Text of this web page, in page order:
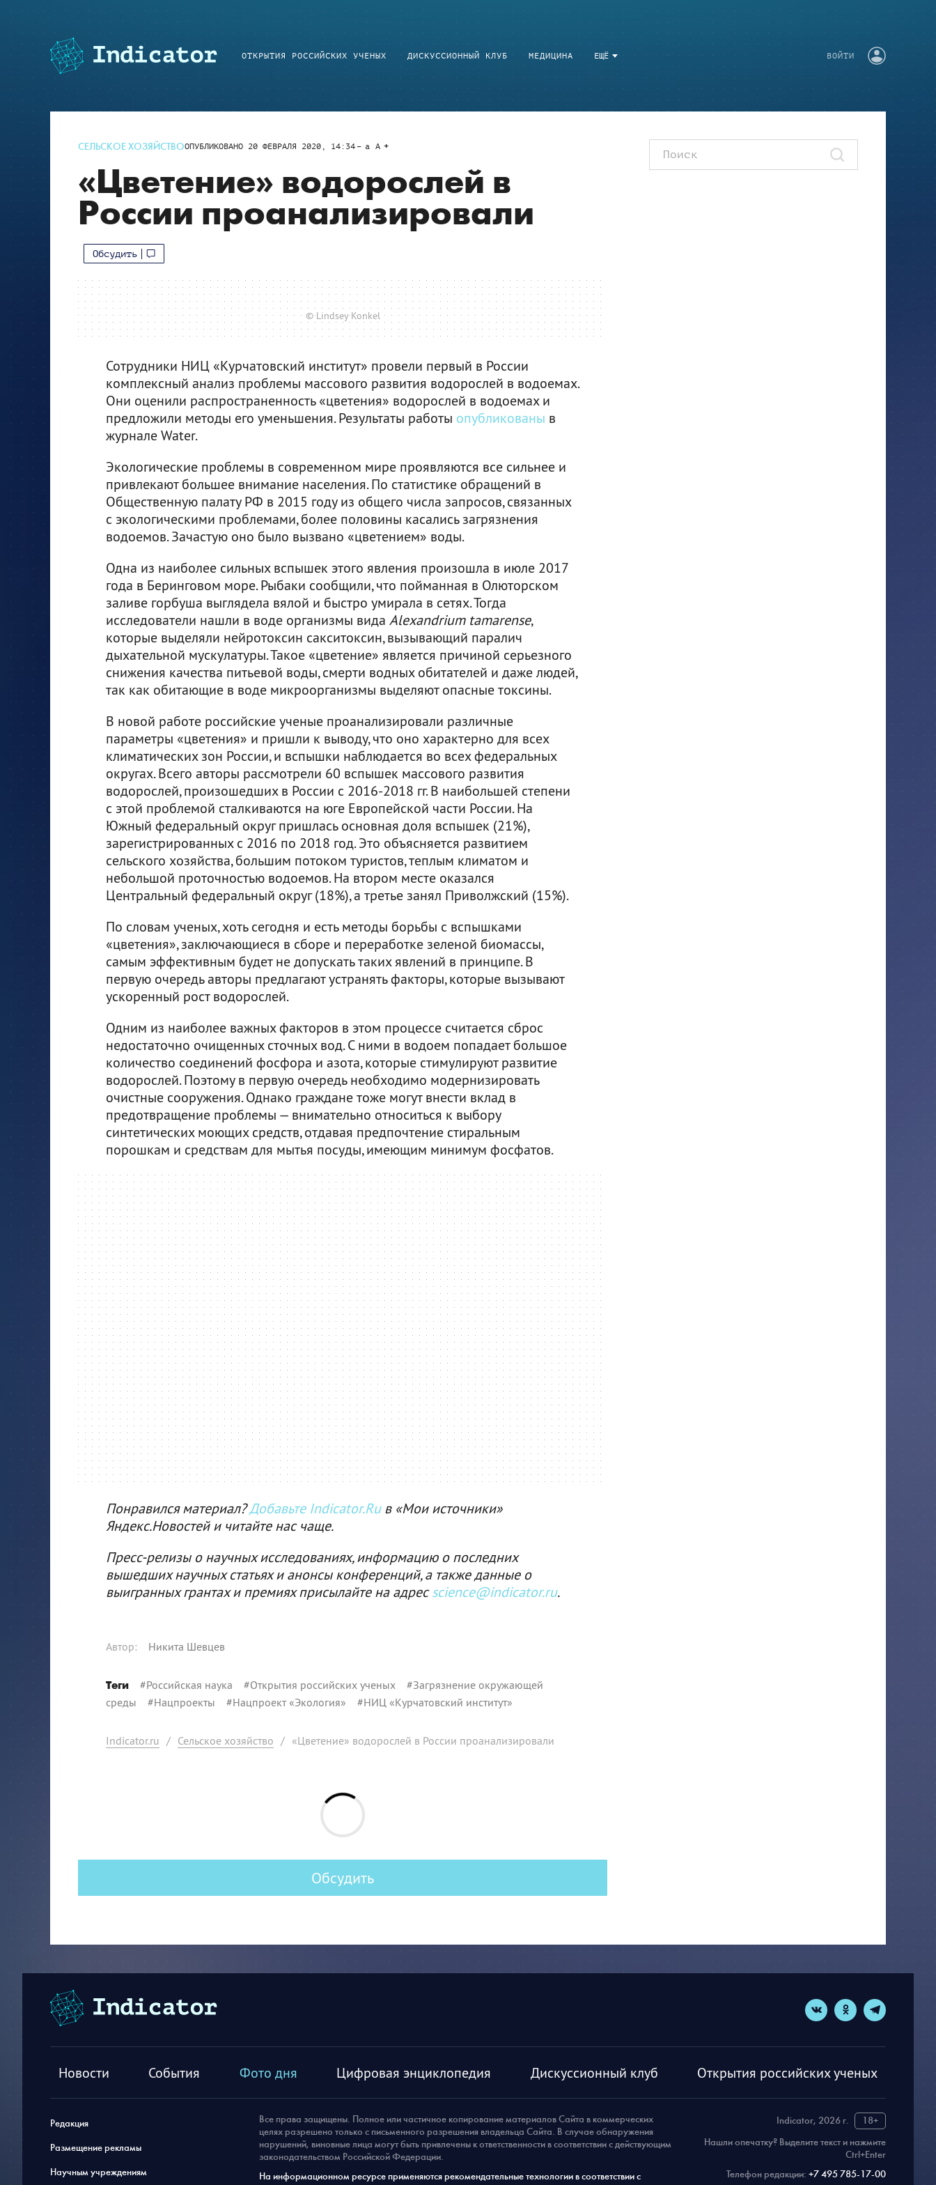
ЕЩЁ
ОТКРЫТИЯ РОССИЙСКИХ УЧЕНЫХ ДИСКУССИОННЫЙ КЛУБ МЕДИЦИНА ВОЙТИ
СЕЛЬСКОЕ ХОЗЯЙСТВООПУБЛИКОВАНО 20 ФЕВРАЛЯ 2020, 14:34 a A
«Цветение» водорослей в
России проанализировали
Обсудить
© Lindsey Konkel
Сотрудники НИЦ «Курчатовский институт» провели первый в России
комплексный анализ проблемы массового развития водорослей в водоемах.
Они оценили распространенность «цветения» водорослей в водоемах и
предложили методы его уменьшения. Результаты работы опубликованы в
журнале Water.
Экологические проблемы в современном мире проявляются все сильнее и
привлекают большее внимание населения. По статистике обращений в
Общественную палату РФ в 2015 году из общего числа запросов, связанных
с экологическими проблемами, более половины касались загрязнения
водоемов. Зачастую оно было вызвано «цветением» воды.
Одна из наиболее сильных вспышек этого явления произошла в июле 2017
года в Беринговом море. Рыбаки сообщили, что пойманная в Олюторском
заливе горбуша выглядела вялой и быстро умирала в сетях. Тогда
исследователи нашли в воде организмы вида Alexandrium tamarense,
которые выделяли нейротоксин сакситоксин, вызывающий паралич
дыхательной мускулатуры. Такое «цветение» является причиной серьезного
снижения качества питьевой воды, смерти водных обитателей и даже людей,
так как обитающие в воде микроорганизмы выделяют опасные токсины.
В новой работе российские ученые проанализировали различные
параметры «цветения» и пришли к выводу, что оно характерно для всех
климатических зон России, и вспышки наблюдается во всех федеральных
округах. Всего авторы рассмотрели 60 вспышек массового развития
водорослей, произошедших в России с 2016-2018 гг. В наибольшей степени
с этой проблемой сталкиваются на юге Европейской части России. На
Южный федеральный округ пришлась основная доля вспышек (21%),
зарегистрированных с 2016 по 2018 год. Это объясняется развитием
сельского хозяйства, большим потоком туристов, теплым климатом и
небольшой проточностью водоемов. На втором месте оказался
Центральный федеральный округ (18%), а третье занял Приволжский (15%).
По словам ученых, хоть сегодня и есть методы борьбы с вспышками
«цветения», заключающиеся в сборе и переработке зеленой биомассы,
самым эффективным будет не допускать таких явлений в принципе. В
первую очередь авторы предлагают устранять факторы, которые вызывают
ускоренный рост водорослей.
Одним из наиболее важных факторов в этом процессе считается сброс
недостаточно очищенных сточных вод. С ними в водоем попадает большое
количество соединений фосфора и азота, которые стимулируют развитие
водорослей. Поэтому в первую очередь необходимо модернизировать
очистные сооружения. Однако граждане тоже могут внести вклад в
предотвращение проблемы — внимательно относиться к выбору
синтетических моющих средств, отдавая предпочтение стиральным
порошкам и средствам для мытья посуды, имеющим минимум фосфатов.
Понравился материал?Добавьте Indicator.Ruв «Мои источники»
Яндекс.Новостей и читайте нас чаще.
Пресс-релизы о научных исследованиях, информацию о последних
вышедших научных статьях и анонсы конференций, а также данные о
выигранных грантах и премиях присылайте на адресscience@indicator.ru.
Автор: Никита Шевцев
Теги #Российская наука #Открытия российских ученых #Загрязнение окружающей
среды #Нацпроекты #Нацпроект «Экология» #НИЦ «Курчатовский институт»
Indicator.ru / Сельское хозяйство / «Цветение» водорослей в России проанализировали
Обсудить
Новости События Фото дня Цифровая энциклопедия Дискуссионный клуб Открытия российских ученых
Редакция
Размещение рекламы
Научным учреждениям
Indicator, 2026 г.
18+
Нашли опечатку? Выделите текст и нажмите
Ctrl+Enter
Телефон редакции: +7 495 785-17-00
Все права защищены. Полное или частичное копирование материалов Сайта в коммерческих
целях разрешено только с письменного разрешения владельца Сайта. В случае обнаружения
нарушений, виновные лица могут быть привлечены к ответственности в соответствии с действующим
законодательством Российской Федерации.
На информационном ресурсе применяются рекомендательные технологии в соответствии с